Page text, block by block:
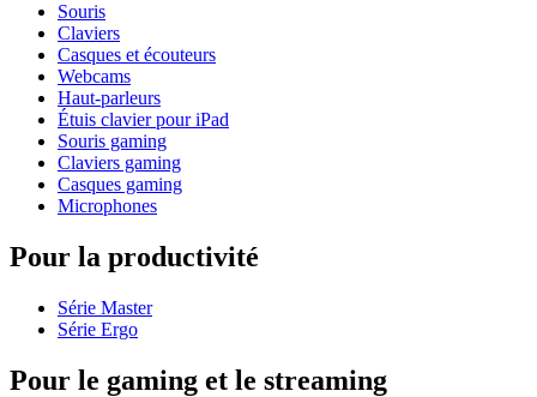
Souris
Claviers
Casques et écouteurs
Webcams
Haut-parleurs
Étuis clavier pour iPad
Souris gaming
Claviers gaming
Casques gaming
Microphones
Pour la productivité
Série Master
Série Ergo
Pour le gaming et le streaming